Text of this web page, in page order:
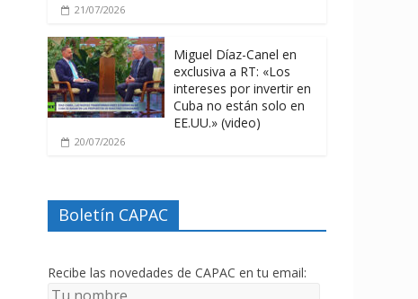
21/07/2026
Miguel Díaz-Canel en
exclusiva a RT: «Los
intereses por invertir en
Cuba no están solo en
EE.UU.» (video)
20/07/2026
Boletín CAPAC
Recibe las novedades de CAPAC en tu email: